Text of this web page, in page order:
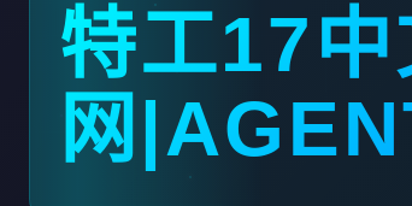
特工17
网